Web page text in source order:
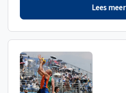
Lees meer